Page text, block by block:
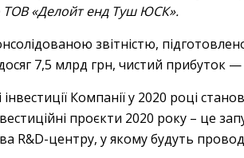
ТОВ «Делойт енд Туш ЮСК».
звітністю,
7,5 млрд грн, чистий прибуток
інвестиції Компанії у 2020 році
проєкти 2020 року – це
R&D-центру, у якому будуть